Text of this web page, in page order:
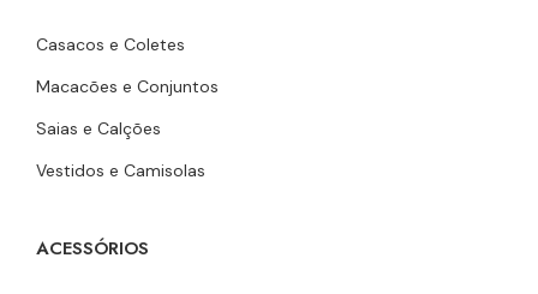
Casacos e Coletes
Macacões e Conjuntos
Saias e Calções
Vestidos e Camisolas
ACESSÓRIOS